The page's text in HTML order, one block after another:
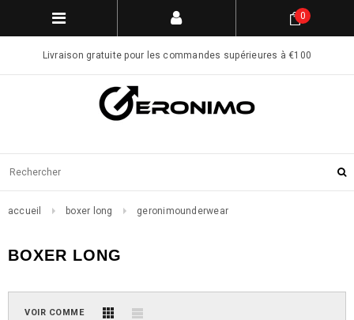
Livraison gratuite pour les commandes supérieures à €100
0
accueil boxer long geronimounderwear
BOXER LONG
VOIR COMME